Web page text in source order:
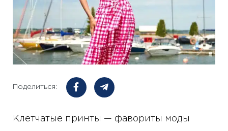
Поделиться:
Клетчатые принты — фавориты моды